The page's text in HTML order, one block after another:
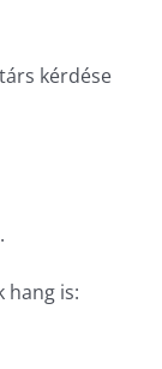
kérdése
hang is: